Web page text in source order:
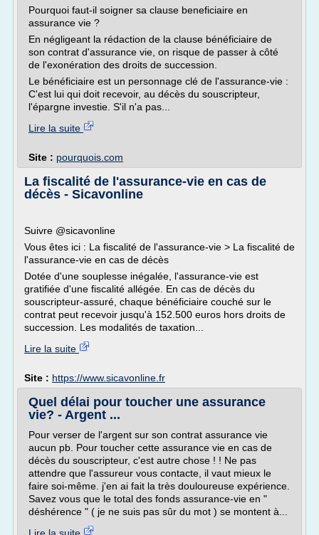
Pourquoi faut-il soigner sa clause beneficiaire en
assurance vie ?
En négligeant la rédaction de la clause bénéficiaire de
son contrat d'assurance vie, on risque de passer à côté
de l'exonération des droits de succession.
Le bénéficiaire est un personnage clé de l'assurance-vie :
C'est lui qui doit recevoir, au décès du souscripteur,
l'épargne investie. S'il n'a pas...
Lire la suite
Site : pourquois.com
La fiscalité de l'assurance-vie en cas de
décès - Sicavonline
Suivre @sicavonline
Vous êtes ici : La fiscalité de l'assurance-vie > La fiscalité de
l'assurance-vie en cas de décès
Dotée d'une souplesse inégalée, l'assurance-vie est
gratifiée d'une fiscalité allégée. En cas de décès du
souscripteur-assuré, chaque bénéficiaire couché sur le
contrat peut recevoir jusqu'à 152.500 euros hors droits de
succession. Les modalités de taxation...
Lire la suite
Site : https://www.sicavonline.fr
Quel délai pour toucher une assurance
vie? - Argent ...
Pour verser de l'argent sur son contrat assurance vie
aucun pb. Pour toucher cette assurance vie en cas de
décès du souscripteur, c'est autre chose ! ! Ne pas
attendre que l'assureur vous contacte, il vaut mieux le
faire soi-même. j'en ai fait la très douloureuse expérience.
Savez vous que le total des fonds assurance-vie en "
déshérence " ( je ne suis pas sûr du mot ) se montent à...